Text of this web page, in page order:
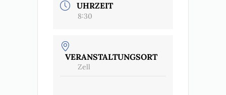
UHRZEIT
8:30
VERANSTALTUNGSORT
Zell